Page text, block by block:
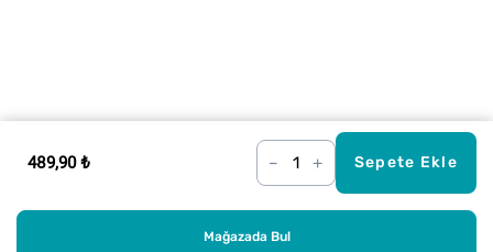
489,90 ₺ – + Sepete Ekle
Mağazada Bul